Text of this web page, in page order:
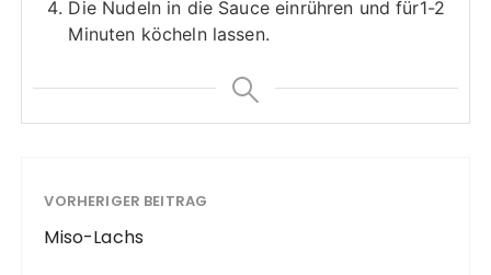
Die Nudeln in die Sauce einrühren und für1-2
Minuten köcheln lassen.
VORHERIGER BEITRAG
Miso-Lachs